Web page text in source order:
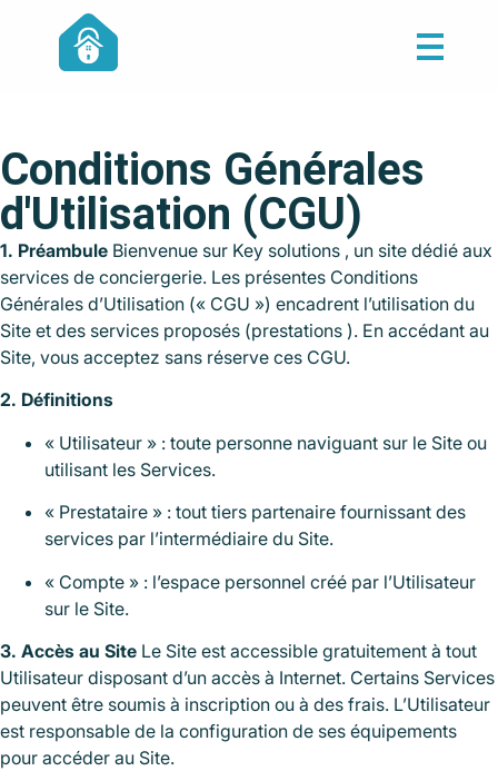
Conditions Générales
d'Utilisation (CGU)
1. Préambule Bienvenue sur Key solutions , un site dédié aux
services de conciergerie. Les présentes Conditions
Générales d’Utilisation (« CGU ») encadrent l’utilisation du
Site et des services proposés (prestations ). En accédant au
Site, vous acceptez sans réserve ces CGU.
2. Définitions
« Utilisateur » : toute personne naviguant sur le Site ou
utilisant les Services.
« Prestataire » : tout tiers partenaire fournissant des
services par l’intermédiaire du Site.
« Compte » : l’espace personnel créé par l’Utilisateur
sur le Site.
3. Accès au Site Le Site est accessible gratuitement à tout
Utilisateur disposant d’un accès à Internet. Certains Services
peuvent être soumis à inscription ou à des frais. L’Utilisateur
est responsable de la configuration de ses équipements
pour accéder au Site.